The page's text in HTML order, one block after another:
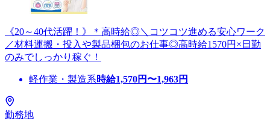
《20～40代活躍！》＊高時給◎＼コツコツ進める安心ワーク
／材料運搬・投入や製品梱包のお仕事◎高時給1570円×日勤
のみでしっかり稼ぐ！
軽作業・製造系時給1,570円〜1,963円
勤務地